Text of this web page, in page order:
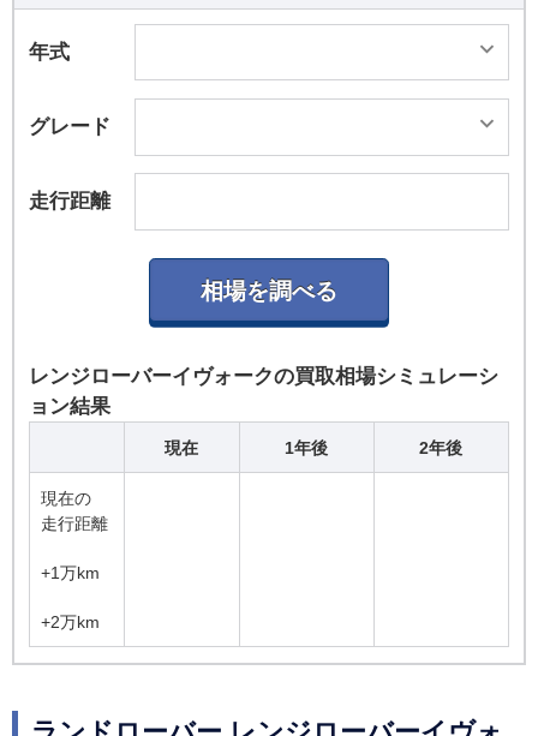
年式
グレード
走行距離
レンジローバーイヴォークの買取相場シミュレーシ
ョン結果
現在 1年後 2年後
現在の
走行距離
+1万km
+2万km